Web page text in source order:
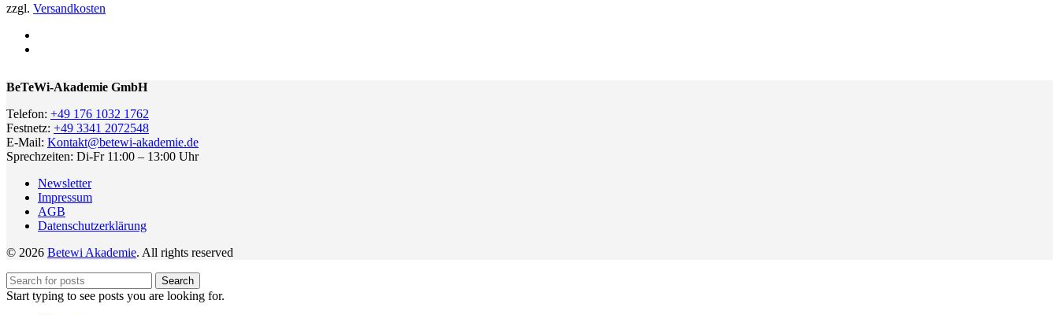
zzgl. Versandkosten
BeTeWi-Akademie GmbH
Telefon: +49 176 1032 1762
Festnetz: +49 3341 2072548
E-Mail: Kontakt@betewi-akademie.de
Sprechzeiten: Di-Fr 11:00 – 13:00 Uhr
Newsletter
Impressum
AGB
Datenschutzerklärung
© 2026 Betewi Akademie. All rights reserved
Search
Start typing to see posts you are looking for.